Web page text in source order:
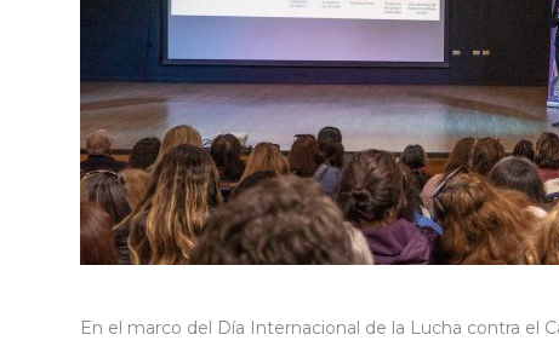
En el marco del Día Internacional de la Lucha contra el